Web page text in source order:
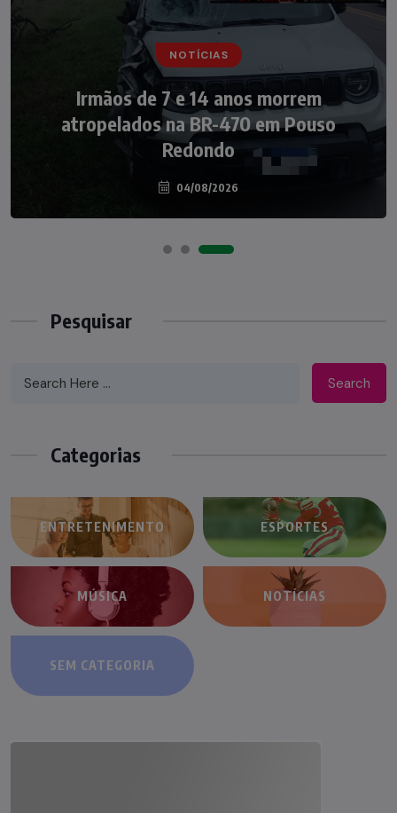
NOTÍCIAS
Irmãos de 7 e 14 anos morrem
atropelados na BR-470 em Pouso
Redondo
04/08/2026
NOTÍCIAS
Nádia Menegazzi leva o nome de Taió ao
palco do Programa Silvio Santos
07/08/2026
Pesquisar
Search
Categorias
ENTRETENIMENTO ESPORTES
MÚSICA NOTÍCIAS
SEM CATEGORIA